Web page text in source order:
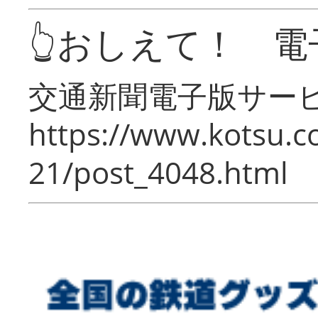
👆おしえて！ 電
交通新聞電子版サー
https://
21/post_4048.html